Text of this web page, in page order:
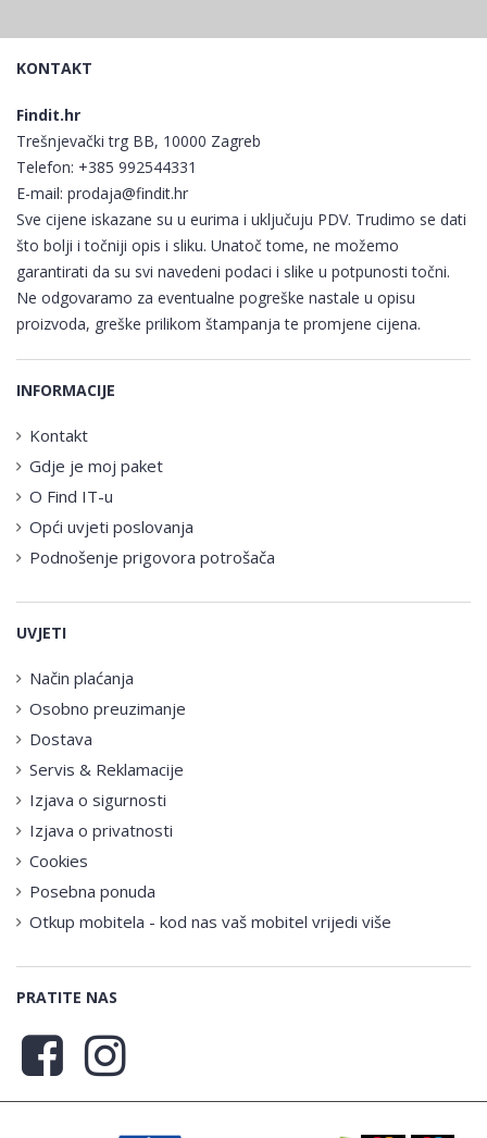
KONTAKT
Findit.hr
Trešnjevački trg BB, 10000 Zagreb
Telefon: +385 992544331
E-mail: prodaja@findit.hr
Sve cijene iskazane su u eurima i uključuju PDV. Trudimo se dati
što bolji i točniji opis i sliku. Unatoč tome, ne možemo
garantirati da su svi navedeni podaci i slike u potpunosti točni.
Ne odgovaramo za eventualne pogreške nastale u opisu
proizvoda, greške prilikom štampanja te promjene cijena.
INFORMACIJE
Kontakt
Gdje je moj paket
O Find IT-u
Opći uvjeti poslovanja
Podnošenje prigovora potrošača
UVJETI
Način plaćanja
Osobno preuzimanje
Dostava
Servis & Reklamacije
Izjava o sigurnosti
Izjava o privatnosti
Cookies
Posebna ponuda
Otkup mobitela - kod nas vaš mobitel vrijedi više
PRATITE NAS